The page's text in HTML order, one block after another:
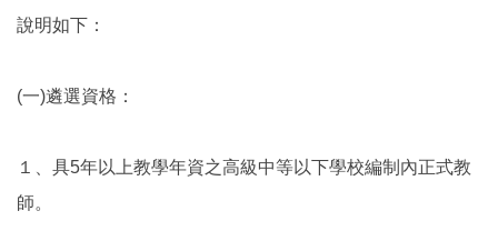
說明如下：
(一)遴選資格：
１、具5年以上教學年資之高級中等以下學校編制內正式教
師。